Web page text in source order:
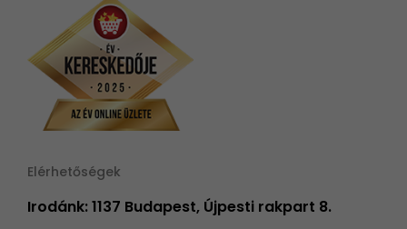
Elérhetőségek
Irodánk: 1137 Budapest, Újpesti rakpart 8.